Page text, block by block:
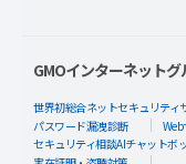
GMOインターネット
世界初総合ネットセキュリティ
パスワード漏洩診断
セキュリティ相談AIチャットボ